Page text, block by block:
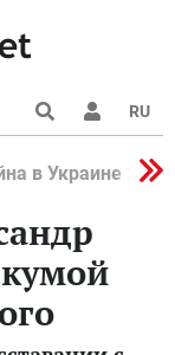
RU
в Украине 2022